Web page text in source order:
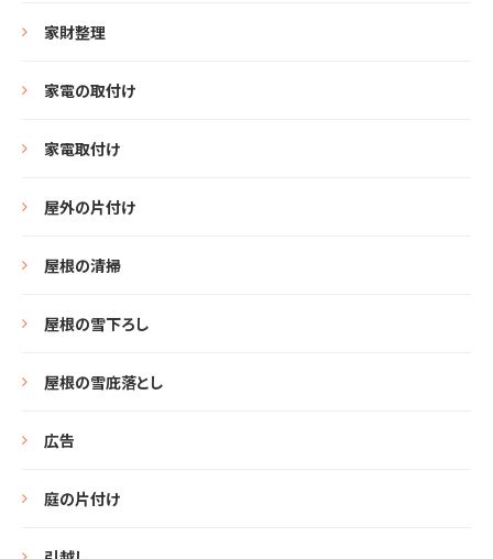
家財整理
家電の取付け
家電取付け
屋外の片付け
屋根の清掃
屋根の雪下ろし
屋根の雪庇落とし
広告
庭の片付け